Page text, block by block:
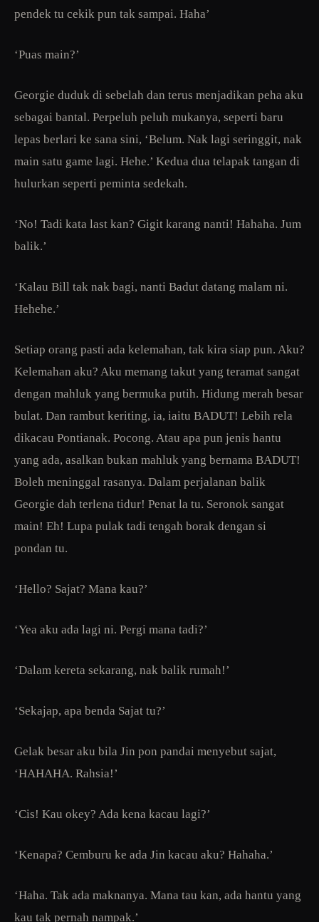
pendek tu cekik pun tak sampai. Haha’
‘Puas main?’
Georgie duduk di sebelah dan terus menjadikan peha aku
sebagai bantal. Perpeluh peluh mukanya, seperti baru
lepas berlari ke sana sini, ‘Belum. Nak lagi seringgit, nak
main satu game lagi. Hehe.’ Kedua dua telapak tangan di
hulurkan seperti peminta sedekah.
‘No! Tadi kata last kan? Gigit karang nanti! Hahaha. Jum
balik.’
‘Kalau Bill tak nak bagi, nanti Badut datang malam ni.
Hehehe.’
Setiap orang pasti ada kelemahan, tak kira siap pun. Aku?
Kelemahan aku? Aku memang takut yang teramat sangat
dengan mahluk yang bermuka putih. Hidung merah besar
bulat. Dan rambut keriting, ia, iaitu BADUT! Lebih rela
dikacau Pontianak. Pocong. Atau apa pun jenis hantu
yang ada, asalkan bukan mahluk yang bernama BADUT!
Boleh meninggal rasanya. Dalam perjalanan balik
Georgie dah terlena tidur! Penat la tu. Seronok sangat
main! Eh! Lupa pulak tadi tengah borak dengan si
pondan tu.
‘Hello? Sajat? Mana kau?’
‘Yea aku ada lagi ni. Pergi mana tadi?’
‘Dalam kereta sekarang, nak balik rumah!’
‘Sekajap, apa benda Sajat tu?’
Gelak besar aku bila Jin pon pandai menyebut sajat,
‘HAHAHA. Rahsia!’
‘Cis! Kau okey? Ada kena kacau lagi?’
‘Kenapa? Cemburu ke ada Jin kacau aku? Hahaha.’
‘Haha. Tak ada maknanya. Mana tau kan, ada hantu yang
kau tak pernah nampak.’